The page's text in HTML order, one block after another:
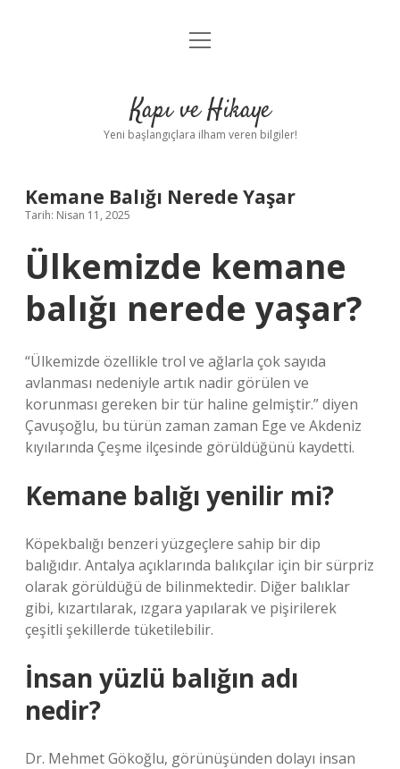
Anasayfa
Yasal Uyarı
menüyü
Kapı ve Hikaye
Yeni başlangıçlara ilham veren bilgiler!
Kemane Balığı Nerede Yaşar
Tarih: Nisan 11, 2025
Ülkemizde kemane
balığı nerede yaşar?
“Ülkemizde özellikle trol ve ağlarla çok sayıda
avlanması nedeniyle artık nadir görülen ve
korunması gereken bir tür haline gelmiştir.” diyen
Çavuşoğlu, bu türün zaman zaman Ege ve Akdeniz
kıyılarında Çeşme ilçesinde görüldüğünü kaydetti.
Kemane balığı yenilir mi?
Köpekbalığı benzeri yüzgeçlere sahip bir dip
balığıdır. Antalya açıklarında balıkçılar için bir sürpriz
olarak görüldüğü de bilinmektedir. Diğer balıklar
gibi, kızartılarak, ızgara yapılarak ve pişirilerek
çeşitli şekillerde tüketilebilir.
İnsan yüzlü balığın adı
nedir?
Dr. Mehmet Gökoğlu, görünüşünden dolayı insan